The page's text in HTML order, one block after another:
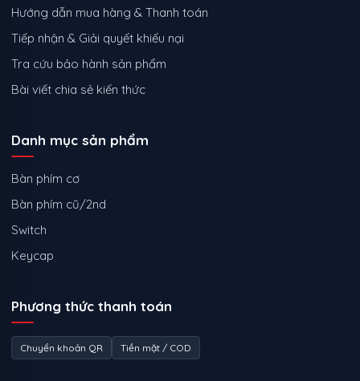
Hướng dẫn mua hàng & Thanh toán
Tiếp nhận & Giải quyết khiếu nại
Tra cứu bảo hành sản phẩm
Bài viết chia sẻ kiến thức
Danh mục sản phẩm
Bàn phím cơ
Bàn phím cũ/2nd
Switch
Keycap
Phương thức thanh toán
Chuyển khoản QR Tiền mặt / COD